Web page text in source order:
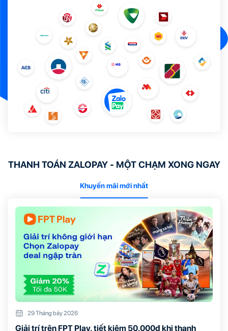
THANH TOÁN ZALOPAY - MỘT CHẠM XONG NGAY
Khuyến mãi mới nhất
29 Tháng bảy 2026
Giải trí trên FPT Play, tiết kiệm 50.000đ khi thanh